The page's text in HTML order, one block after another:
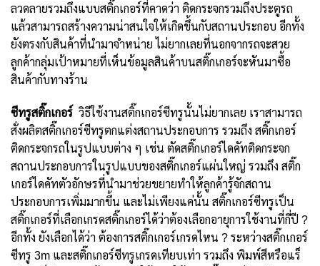
ลวดลายรวมถึงแบบสติ๊กเกอร์ที่คาดว่า ติดกระจกรวมถึงประตูรถ
แล้วสามารถสร้างความน่าสนใจให้เกิดขึ้นกับสถานประกอบ อีกทั้ง
ยังตรงกับสินค้าที่นำมาจำหน่าย ไม่ยากเลยที่นอกจากรถจะสวย
ลูกค้ากลุ่มเป้าหมายที่เห็นข้อมูลสินค้าบนสติ๊กเกอร์จะหันมาซื้อ
สินค้ากับทางร้าน
ซีทรูสติ๊กเกอร์ วิธีใช้งานสติ๊กเกอร์ซีทรูนั้นไม่ยากเลย เราสามารถ
สั่งผลิตสติ๊กเกอร์ซีทรูตกแต่งสถานประกอบการ รวมถึง สติ๊กเกอร์
ติดกระจกรถในรูปแบบต่าง ๆ เช่น ตัดสติ๊กเกอร์ไดคัทติดกระจก
สถานประกอบการในรูปแบบของสติ๊กเกอร์แผ่นใหญ่ รวมถึง สติ๊ก
เกอร์ไดคัทตัวอักษรที่นำมาช่วยขยายทำให้ลูกค้ารู้จักสถาน
ประกอบการเพิ่มมากขึ้น และไม่เพียงแค่นั้น สติ๊กเกอร์ซีทรูเป็น
สติ๊กเกอร์ที่เลือกเกรดสติ๊กเกอร์ได้ว่าต้องเลือกอายุการใช้งานที่กี่ปี ?
อีกทั้ง ยังเลือกได้ว่า ต้องการสติ๊กเกอร์เกรดไหน ? ระหว่างสติ๊กเกอร์
ซีทรู 3m และสติ๊กเกอร์ซีทรูเกรดเทียบเท่า รวมถึง พิมพ์สีหรือแร็